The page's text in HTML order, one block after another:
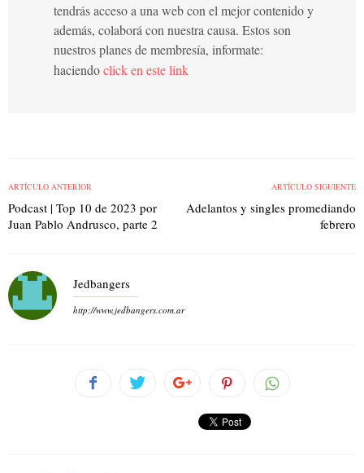
tendrás acceso a una web con el mejor contenido y
además, colaborá con nuestra causa. Estos son
nuestros planes de membresía, informate:
haciendoclick en este link
ARTÍCULO ANTERIOR
Podcast | Top 10 de 2023 por
Juan Pablo Andrusco, parte 2
ARTÍCULO SIGUIENTE
Adelantos y singles promediando
febrero
Jedbangers
http://www.jedbangers.com.ar